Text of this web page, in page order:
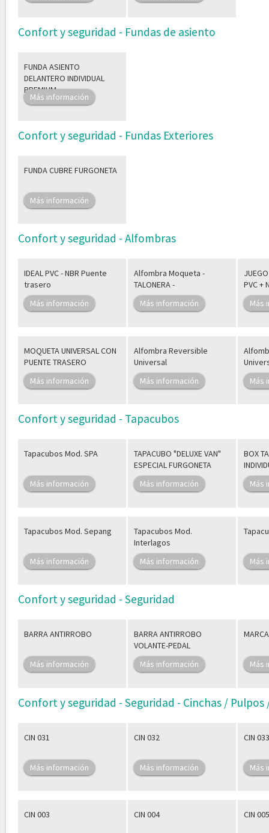
Confort y seguridad - Fundas de asiento
FUNDA ASIENTO
DELANTERO INDIVIDUAL
PREMIUM
Más información
Confort y seguridad - Fundas Exteriores
FUNDA CUBRE FURGONETA
Más información
Confort y seguridad - Alfombras
IDEAL PVC - NBR Puente
trasero
Más información
Alfombra Moqueta -
TALONERA -
Más información
PVC +
Más
MOQUETA UNIVERSAL CON
PUENTE TRASERO
Más información
Alfombra Reversible
Universal
Más información
Más
Confort y seguridad - Tapacubos
Tapacubos Mod. SPA
Más información
TAPACUBO "DELUXE VAN"
ESPECIAL FURGONETA
Más información
BOX
Más
Tapacubos Mod. Sepang
Más información
Tapacubos Mod.
Interlagos
Más información
Más
Confort y seguridad - Seguridad
BARRA ANTIRROBO
Más información
BARRA ANTIRROBO
VOLANTE-PEDAL
Más información
Más
Confort y seguridad - Seguridad - Cinchas / Pulpos
CIN 031
Más información
CIN 032
Más información
CIN 033
Más
CIN 003 CIN 004 CIN 005